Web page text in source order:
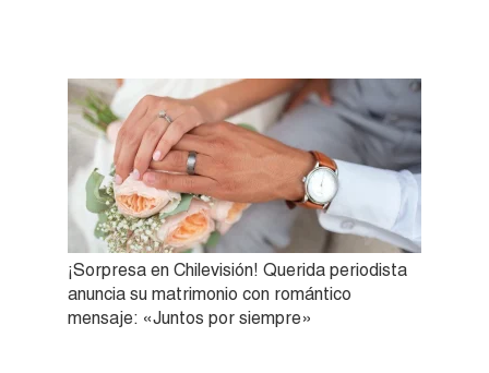
¡Sorpresa en Chilevisión! Querida periodista
anuncia su matrimonio con romántico
mensaje: «Juntos por siempre»